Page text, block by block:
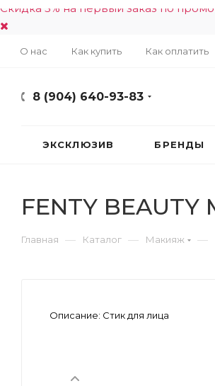
Скидка 5% на первый заказ по
О нас Как купить Как оплатить
8 (904) 640-93-83
ЭКСКЛЮЗИВ БРЕНДЫ
FENTY
Главная — Каталог — Макияж —
Описание: Стик для лица